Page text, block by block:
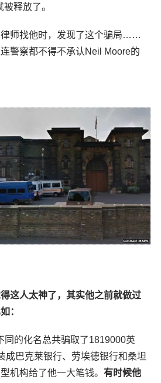
释放了。
律师找他时，发现了这个骗局……
警察都不得不承认Neil Moore的
这人太神了，其实他之前就做过
：
同的化名总共骗取了1819000英
成巴克莱银行、劳埃德银行和桑坦
机构给了他一大笔钱。有时候他